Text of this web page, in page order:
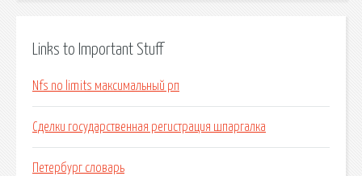
Links to Important Stuff
Nfs no limits максимальный рп
Сделки государственная регистрация шпаргалка
Петербург словарь